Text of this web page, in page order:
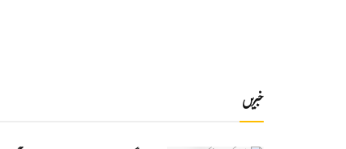
خبریں